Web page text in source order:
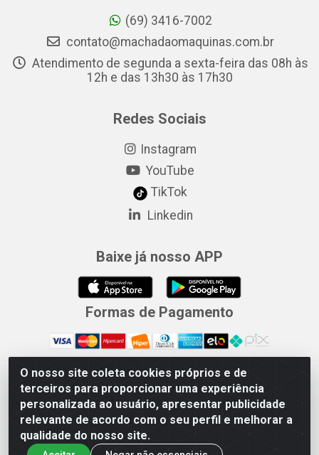
O nosso site coleta cookies próprios e de
terceiros para proporcionar uma experiência
personalizada ao usuário, apresentar publicidade
relevante de acordo com o seu perfil e melhorar a
qualidade do nosso site.
(69) 3416-7002
contato@machadaomaquinas.com.br
Atendimento de segunda a sexta-feira das 08h às
12h e das 13h30 às 17h30
Redes Sociais
Instagram
YouTube
TikTok
Linkedin
Baixe já nosso APP
Formas de Pagamento
Merconorte Distribuidora de Ferragens Ltda - Avenida Marechal
Rondon, 1571 - Centro, Ji-Paraná/RO - CEP 76.900-121 - CNPJ
10.779.165/000167